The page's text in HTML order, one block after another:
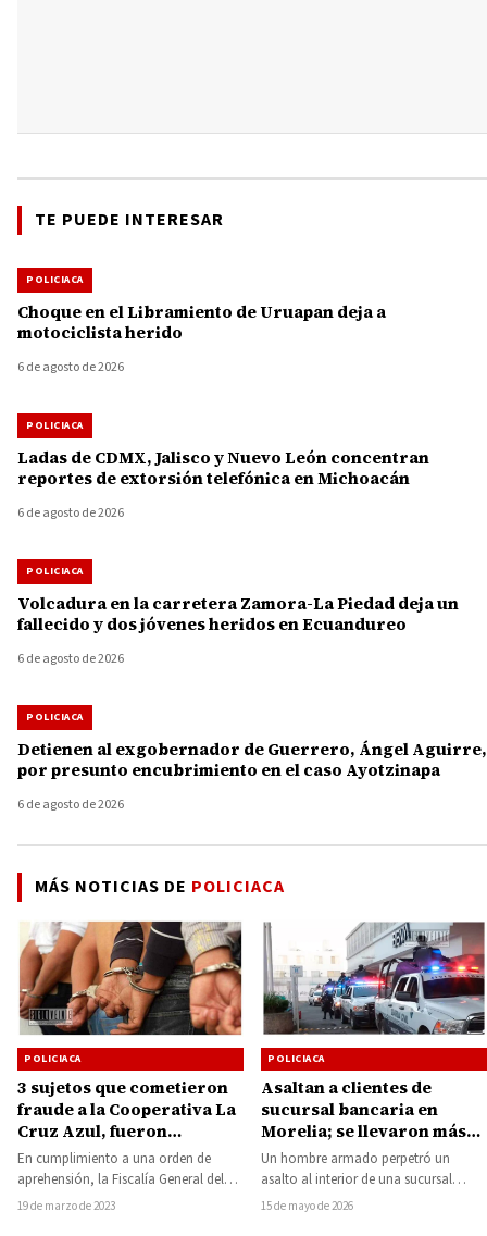
TE PUEDE INTERESAR
POLICIACA
Choque en el Libramiento de Uruapan deja a
motociclista herido
6 de agosto de 2026
POLICIACA
Ladas de CDMX, Jalisco y Nuevo León concentran
reportes de extorsión telefónica en Michoacán
6 de agosto de 2026
POLICIACA
Volcadura en la carretera Zamora-La Piedad deja un
fallecido y dos jóvenes heridos en Ecuandureo
6 de agosto de 2026
POLICIACA
Detienen al exgobernador de Guerrero, Ángel Aguirre,
por presunto encubrimiento en el caso Ayotzinapa
6 de agosto de 2026
MÁS NOTICIAS DE POLICIACA
POLICIACA
3 sujetos que cometieron
fraude a la Cooperativa La
Cruz Azul, fueron
atrapados en Huetamo
En cumplimiento a una orden de
aprehensión, la Fiscalía General del
Estado de Michoacán (FGE) detuvo a
19 de marzo de 2023
POLICIACA
Asaltan a clientes de
sucursal bancaria en
Morelia; se llevaron más
de 1.8 millones de pesos
Un hombre armado perpetró un
asalto al interior de una sucursal
bancaria ubicada en la colonia Elías
15 de mayo de 2026